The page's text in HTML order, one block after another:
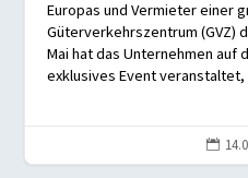
Europas und Vermieter einer
Güterverkehrszentrum (GVZ)
Mai hat das Unternehmen auf
exklusives Event veranstaltet,
